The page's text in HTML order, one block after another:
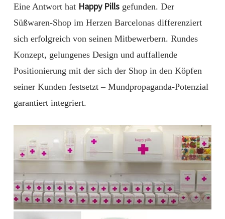
Eine Antwort hat Happy Pillsgefunden. Der
Süßwaren-Shop im Herzen Barcelonas differenziert
sich erfolgreich von seinen Mitbewerbern. Rundes
Konzept, gelungenes Design und auffallende
Positionierung mit der sich der Shop in den Köpfen
seiner Kunden festsetzt – Mundpropaganda-Potenzial
garantiert integriert.